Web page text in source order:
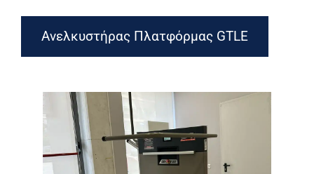
Ανελκυστήρας Πλατφόρμας GTLE